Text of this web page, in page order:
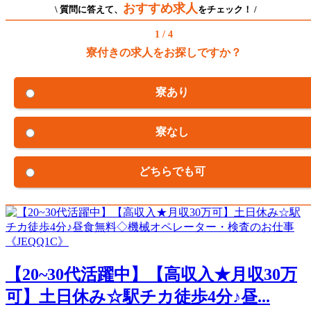
\ 質問に答えて、 おすすめ求人 をチェック！ /
1 / 4
寮付きの求人をお探しですか？
寮あり
寮なし
どちらでも可
【20~30代活躍中】【高収入★月収30万
可】土日休み☆駅チカ徒歩4分♪昼...